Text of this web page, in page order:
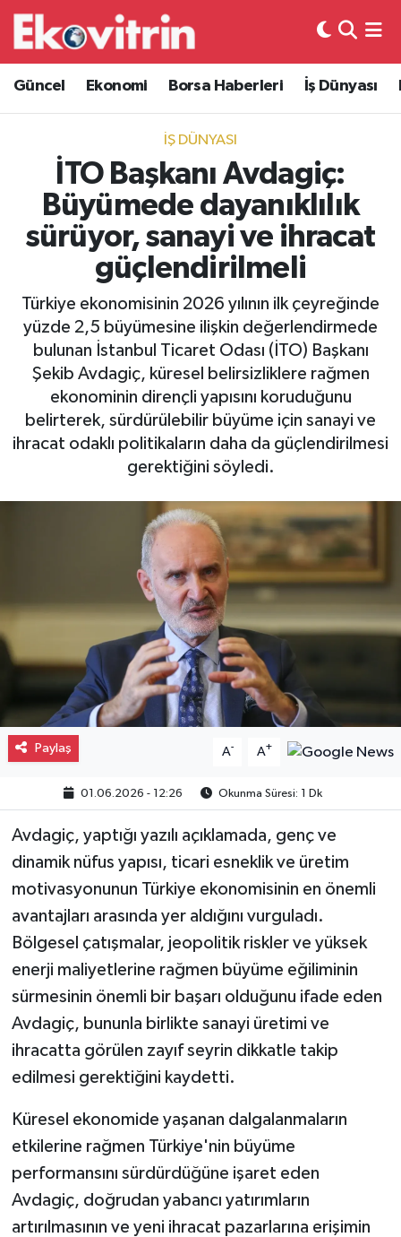
Güncel Ekonomi Borsa Haberleri İş Dünyası
İŞ DÜNYASI
İTO Başkanı Avdagiç:
Büyümede dayanıklılık
sürüyor, sanayi ve ihracat
güçlendirilmeli
Türkiye ekonomisinin 2026 yılının ilk çeyreğinde
yüzde 2,5 büyümesine ilişkin değerlendirmede
bulunan İstanbul Ticaret Odası (İTO) Başkanı
Şekib Avdagiç, küresel belirsizliklere rağmen
ekonominin dirençli yapısını koruduğunu
belirterek, sürdürülebilir büyüme için sanayi ve
ihracat odaklı politikaların daha da güçlendirilmesi
gerektiğini söyledi.
Paylaş A- A+
01.06.2026 - 12:26 Okunma Süresi: 1 Dk
Avdagiç, yaptığı yazılı açıklamada, genç ve
dinamik nüfus yapısı, ticari esneklik ve üretim
motivasyonunun Türkiye ekonomisinin en önemli
avantajları arasında yer aldığını vurguladı.
Bölgesel çatışmalar, jeopolitik riskler ve yüksek
enerji maliyetlerine rağmen büyüme eğiliminin
sürmesinin önemli bir başarı olduğunu ifade eden
Avdagiç, bununla birlikte sanayi üretimi ve
ihracatta görülen zayıf seyrin dikkatle takip
edilmesi gerektiğini kaydetti.
Küresel ekonomide yaşanan dalgalanmaların
etkilerine rağmen Türkiye'nin büyüme
performansını sürdürdüğüne işaret eden
Avdagiç, doğrudan yabancı yatırımların
artırılmasının ve yeni ihracat pazarlarına erişimin
Güncel
Ekonomi
Borsa Haberleri
İş Dünyası
Lojistik
Otovitrin
Asayiş
Magazin
Gayrimenkul
Hava Durumu
Trafik Durumu
Süper Lig Puan Durumu ve Fikstür
Tüm Manşetler
Son Dakika Haberleri
Haber Arşivi